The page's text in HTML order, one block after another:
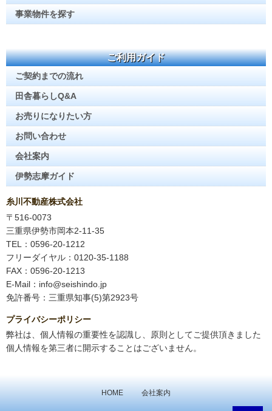
事業物件を探す
ご利用ガイド
ご契約までの流れ
田舎暮らしQ&A
お売りになりたい方
お問い合わせ
会社案内
伊勢志摩ガイド
糸川不動産株式会社
〒516-0073
三重県伊勢市岡本2-11-35
TEL：0596-20-1212
フリーダイヤル：0120-35-1188
FAX：0596-20-1213
E-Mail：info@seishindo.jp
免許番号：三重県知事(5)第2923号
プライバシーポリシー
弊社は、個人情報の重要性を認識し、原則としてご提供頂きました
個人情報を第三者に開示することはございません。
HOME 会社案内